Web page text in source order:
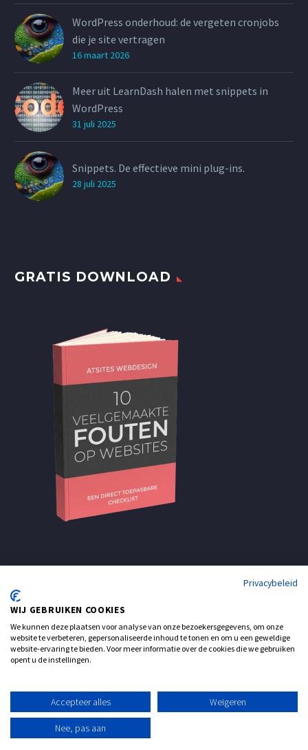
WordPress onderhoud: de vergeten cronjobs
die je site vertragen
16 maart 2026
Meer uit LearnDash halen met snippets in
WordPress
31 juli 2025
Snippets. De effectieve mini plug-ins.
28 juli 2025
GRATIS DOWNLOAD
© Realisatie: ATsites Webdesign
Privacybeleid
WIJ GEBRUIKEN COOKIES
We kunnen deze plaatsen voor analyse van onze bezoekersgegevens, om onze
website te verbeteren, gepersonaliseerde inhoud te tonen en om u een geweldige
website-ervaring te bieden. Voor meer informatie over de cookies die we gebruiken
opent u de instellingen.
Accepteer alles Weigeren
Nee, pas aan